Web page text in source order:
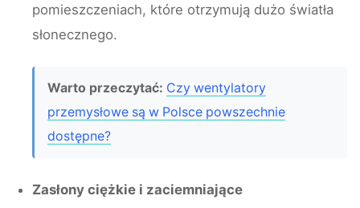
pomieszczeniach, które otrzymują dużo światła
słonecznego.
Warto przeczytać: Czy wentylatory
przemysłowe są w Polsce powszechnie
dostępne?
Zasłony ciężkie i zaciemniające